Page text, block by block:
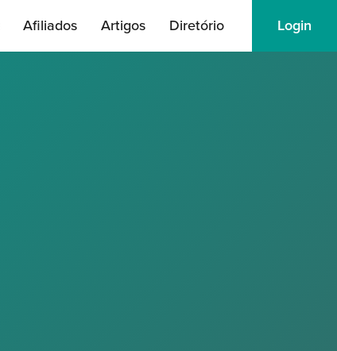
Afiliados Artigos Diretório Login